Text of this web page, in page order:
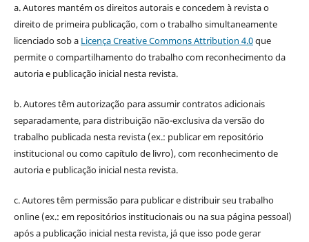
a. Autores mantém os direitos autorais e concedem à revista o
direito de primeira publicação, com o trabalho simultaneamente
licenciado sob a Licença Creative Commons Attribution 4.0que
permite o compartilhamento do trabalho com reconhecimento da
autoria e publicação inicial nesta revista.
b. Autores têm autorização para assumir contratos adicionais
separadamente, para distribuição não-exclusiva da versão do
trabalho publicada nesta revista (ex.: publicar em repositório
institucional ou como capítulo de livro), com reconhecimento de
autoria e publicação inicial nesta revista.
c. Autores têm permissão para publicar e distribuir seu trabalho
online (ex.: em repositórios institucionais ou na sua página pessoal)
após a publicação inicial nesta revista, já que isso pode gerar